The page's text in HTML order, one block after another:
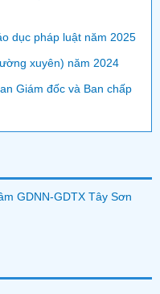
dục pháp luật năm 2025
xuyên) năm 2024
Giám đốc và Ban chấp